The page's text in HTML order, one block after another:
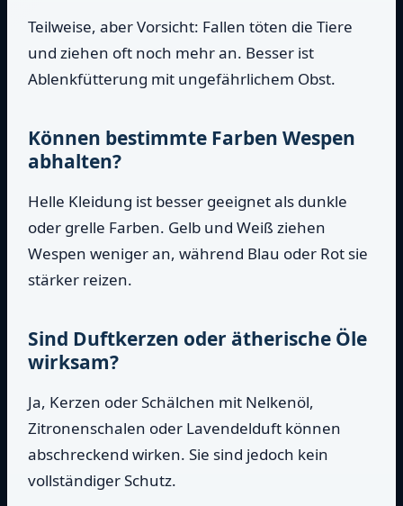
Teilweise, aber Vorsicht: Fallen töten die Tiere
und ziehen oft noch mehr an. Besser ist
Ablenkfütterung mit ungefährlichem Obst.
Können bestimmte Farben Wespen
abhalten?
Helle Kleidung ist besser geeignet als dunkle
oder grelle Farben. Gelb und Weiß ziehen
Wespen weniger an, während Blau oder Rot sie
stärker reizen.
Sind Duftkerzen oder ätherische Öle
wirksam?
Ja, Kerzen oder Schälchen mit Nelkenöl,
Zitronenschalen oder Lavendelduft können
abschreckend wirken. Sie sind jedoch kein
vollständiger Schutz.